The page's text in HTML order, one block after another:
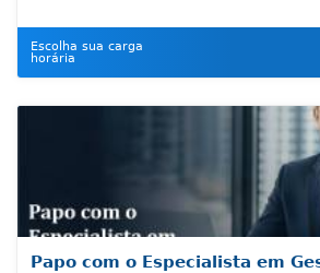
Escolha sua carga
horária
Papo com o Especialista em